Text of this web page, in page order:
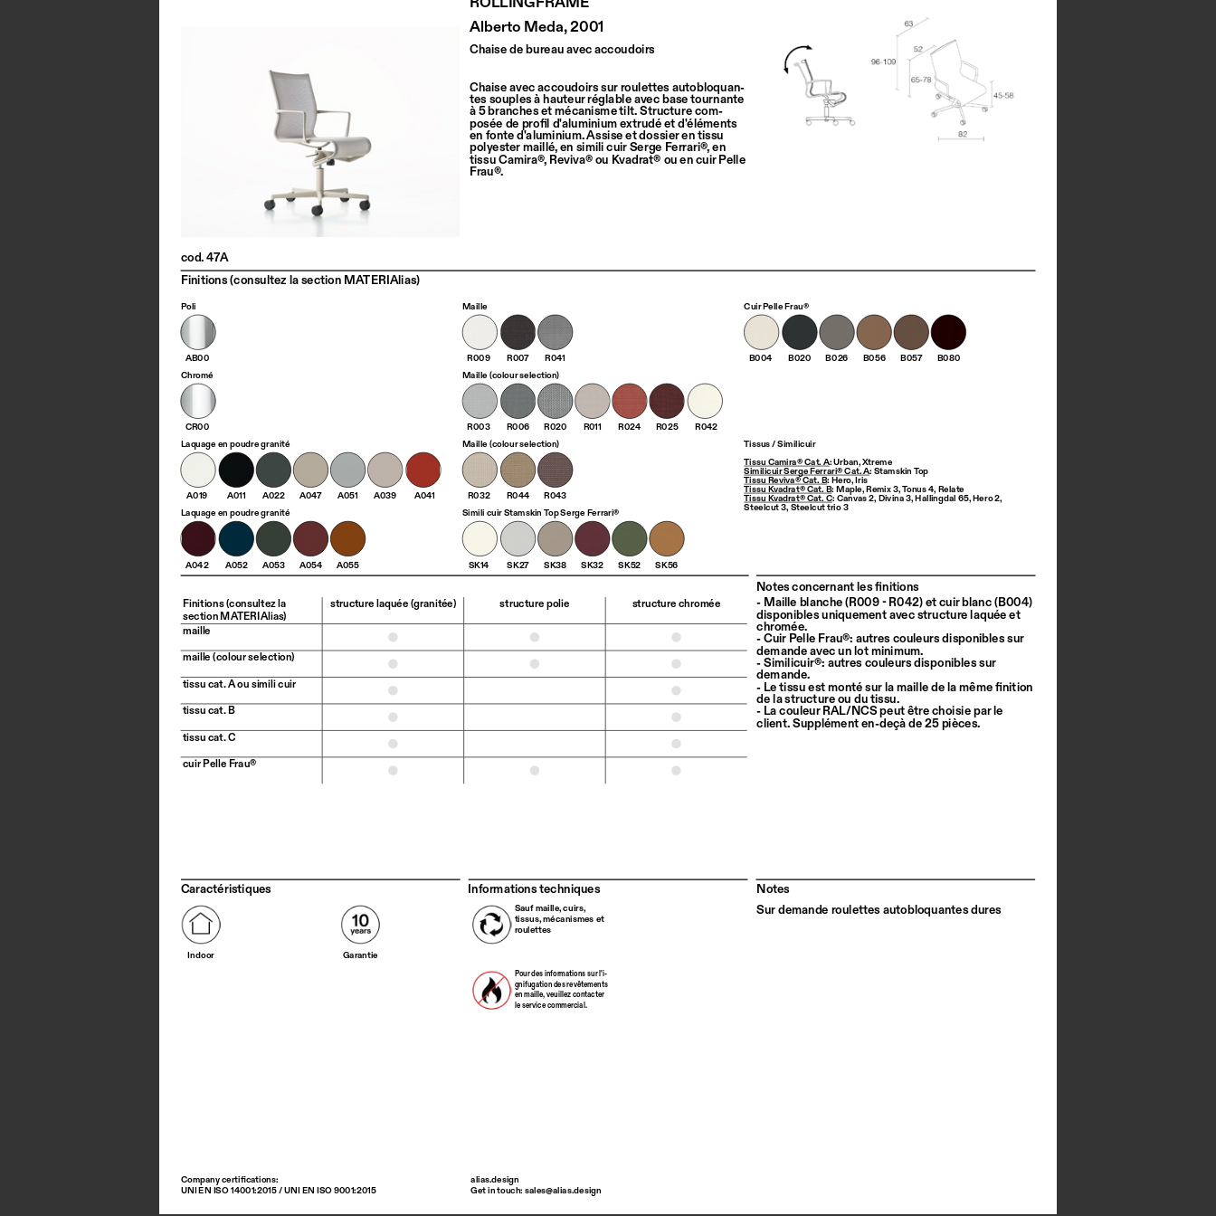
Company certifications:
UNI EN ISO 14001:2015 / UNI EN ISO 9001:2015
alias.design
Get in touch: sales@alias.design
Notes concernant les finitions
Caractéristiques Informations techniques
Finitions (consultez la section MATERIAlias)
Notes
Alberto Meda, 2001
Chaise de bureau avec accoudoirs
Chaise avec accoudoirs sur roulettes autobloquan-
tes souples à hauteur réglable avec base tournante
à 5 branches et mécanisme tilt. Structure com-
posée de profil d'aluminium extrudé et d'éléments
en fonte d'aluminium. Assise et dossier en tissu
polyester maillé, en simili cuir Serge Ferrari®, en
tissu Camira®, Reviva® ou Kvadrat® ou en cuir Pelle
Frau®.
cod. 47A
Poli Maille Cuir Pelle Frau®
AB00 R009 R007 R041 B004 B020 B026 B056 B057
B080
Chromé
Maille (colour selection)
CR00 R003 R006 R020 R011 R024 R025
R042
Laquage en poudre granité
Maille (colour selection)
Tissus / Similicuir
Tissu Camira® Cat. A: Urban, Xtreme
Similicuir Serge Ferrari® Cat. A: Stamskin Top
Tissu Reviva® Cat. B: Hero, Iris
Tissu Kvadrat® Cat. B: Maple, Remix 3, Tonus 4, Relate
Tissu Kvadrat® Cat. C: Canvas 2, Divina 3, Hallingdal 65, Hero 2,
Steelcut 3, Steelcut trio 3
A019 A011 A022 A047 A051 A039 A041 R032 R044
R043
Laquage en poudre granité
Simili cuir Stamskin Top Serge Ferrari®
A042 A052 A053 A054 A055 SK14 SK27 SK38 SK32 SK52 SK56
- Maille blanche (R009 - R042) et cuir blanc (B004)
disponibles uniquement avec structure laquée et
chromée.
- Cuir Pelle Frau®: autres couleurs disponibles sur
demande avec un lot minimum.
- Similicuir®: autres couleurs disponibles sur
demande.
- Le tissu est monté sur la maille de la même finition
de la structure ou du tissu.
- La couleur RAL/NCS peut être choisie par le
client. Supplément en-deçà de 25 pièces.
Finitions (consultez la
section MATERIAlias)
structure laquée (granitée) structure polie structure chromée
maille
maille (colour selection)
tissu cat. A ou simili cuir
tissu cat. B
tissu cat. C
cuir Pelle Frau®
Sur demande roulettes autobloquantes dures
Indoor Garantie
Sauf maille, cuirs,
tissus, mécanismes et
roulettes
Pour des informations sur l'i-
gnifugation des revêtements
en maille, veuillez contacter
le service commercial.